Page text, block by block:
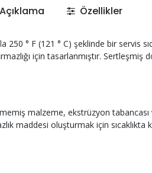
Açıklama Özellikler
° F (121 ° C) şeklinde bir servis
için tasarlanmıştır.
malzeme, ekstrüzyon
maddesi oluşturmak için sıcaklıkta